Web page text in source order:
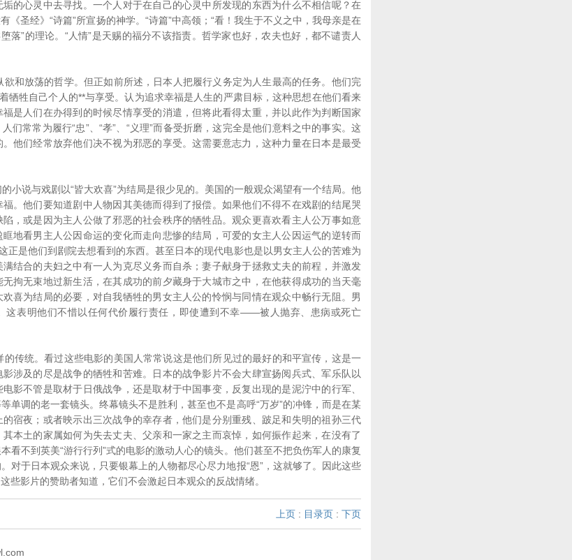
的心灵中去寻找。一个人对于在自己的心灵中所发现的东西为什么不相信呢？在
《圣经》“诗篇”所宣扬的神学。“诗篇”中高领；“看！我生于不义之中，我母亲是在
落”的理论。“人情”是天赐的福分不该指责。哲学家也好，农夫也好，都不谴责人
和放荡的哲学。但正如前所述，日本人把履行义务定为人生最高的任务。他们完
牺牲自己个人的**与享受。认为追求幸福是人生的严肃目标，这种思想在他们看来
是人们在办得到的时候尽情享受的消遣，但将此看得太重，并以此作为判断国家
们常常为履行“忠”、“孝”、“义理”而备受折磨，这完全是他们意料之中的事实。这
他们经常放弃他们决不视为邪恶的享受。这需要意志力，这种力量在日本是最受
小说与戏剧以“皆大欢喜”为结局是很少见的。美国的一般观众渴望有一个结局。他
。他们要知道剧中人物因其美德而得到了报偿。如果他们不得不在戏剧的结尾哭
，或是因为主人公做了邪恶的社会秩序的牺牲品。观众更喜欢看主人公万事如意
地看男主人公因命运的变化而走向悲惨的结局，可爱的女主人公因运气的逆转而
正是他们到剧院去想看到的东西。甚至日本的现代电影也是以男女主人公的苦难为
结合的夫妇之中有一人为克尽义务而自杀；妻子献身于拯救丈夫的前程，并激发
拘无束地过新生活，在其成功的前夕藏身于大城市之中，在他获得成功的当天毫
喜为结局的必要，对自我牺牲的男女主人公的怜悯与同情在观众中畅行无阻。男
这表明他们不惜以任何代价履行责任，即使遭到不幸——被人抛弃、患病或死亡
传统。看过这些电影的美国人常常说这是他们所见过的最好的和平宣传，这是一
涉及的尽是战争的牺牲和苦难。日本的战争影片不会大肆宣扬阅兵式、军乐队以
影不管是取材于日俄战争，还是取材于中国事变，反复出现的是泥泞中的行军、
单调的老一套镜头。终幕镜头不是胜利，甚至也不是高呼“万岁”的冲锋，而是在某
宿夜；或者映示出三次战争的幸存者，他们是分别重残、跛足和失明的祖孙三代
本土的家属如何为失去丈夫、父亲和一家之主而哀悼，如何振作起来，在没有了
看不到英美“游行行列”式的电影的激动人心的镜头。他们甚至不把负伤军人的康复
对于日本观众来说，只要银幕上的人物都尽心尽力地报“恩”，这就够了。因此这些
些影片的赞助者知道，它们不会激起日本观众的反战情绪。
上页 : 目录页 : 下页